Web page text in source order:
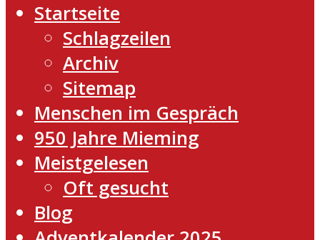
Startseite
Schlagzeilen
Archiv
Sitemap
Menschen im Gespräch
950 Jahre Mieming
Meistgelesen
Oft gesucht
Blog